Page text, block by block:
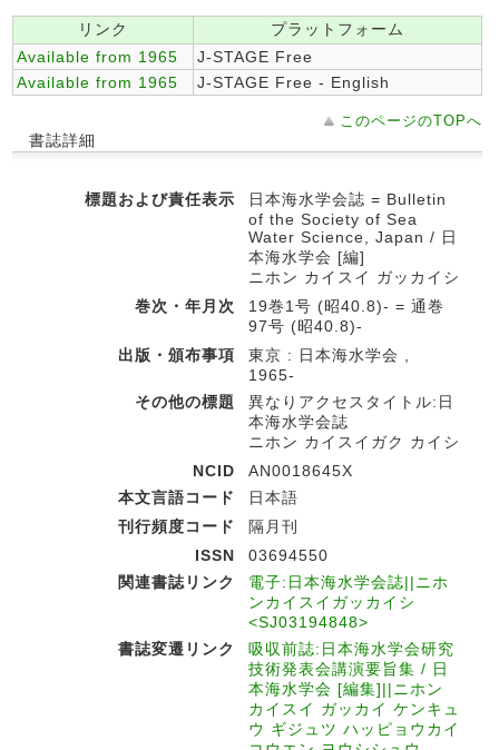
リンク
プラットフォーム
Available from 1965
J-STAGE Free
Available from 1965
J-STAGE Free - English
このページのTOPへ
書誌詳細
標題および責任表示
日本海水学会誌 = Bulletin
of the Society of Sea
Water Science, Japan / 日
本海水学会 [編]
ニホン カイスイ ガッカイシ
巻次・年月次
19巻1号 (昭40.8)- = 通巻
97号 (昭40.8)-
出版・頒布事項
東京 : 日本海水学会 ,
1965-
その他の標題
異なりアクセスタイトル:日
本海水学会誌
ニホン カイスイガク カイシ
NCID
AN0018645X
本文言語コード
日本語
刊行頻度コード
隔月刊
ISSN
03694550
関連書誌リンク
電子:日本海水学会誌||ニホ
ンカイスイガッカイシ
<SJ03194848>
書誌変遷リンク
吸収前誌:日本海水学会研究
技術発表会講演要旨集 / 日
本海水学会 [編集]||ニホン
カイスイ ガッカイ ケンキュ
ウ ギジュツ ハッピョウカイ